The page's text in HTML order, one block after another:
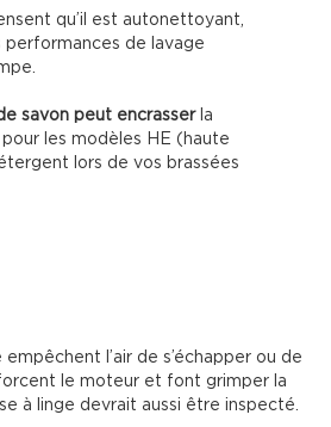
qu’il est autonettoyant,
performances de lavage
savon peut encrasserla
les modèles HE (haute
lors de vos brassées
l’air de s’échapper ou de
le moteur et font grimper la
à linge devrait aussi être inspecté.